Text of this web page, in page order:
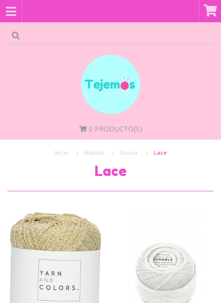
0 PRODUCTO(S)
Inicio Hilados Grosor Lace
Lace